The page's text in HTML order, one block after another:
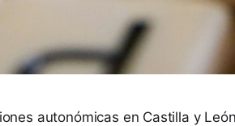
autonómicas en Castilla y